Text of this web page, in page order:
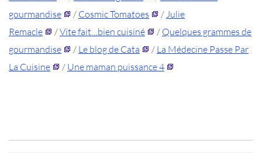
gourmandise
/ Cosmic Tomatoes /Julie
Remacle
/Vite fait…bien cuisiné / Quelques grammes de
gourmandise
/ Le blog de Cata / La Médecine Passe Par
La Cuisine
/ Une maman puissance 4